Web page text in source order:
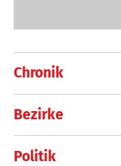
Chronik
Bezirke
Politik